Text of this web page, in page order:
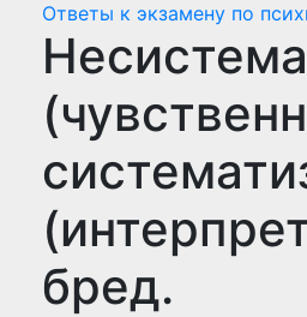
Ответы к экзамену по
бред.